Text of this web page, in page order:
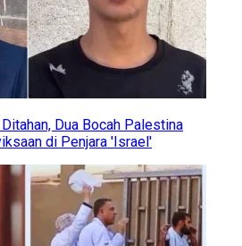
Dua Bocah Palestina
di Penjara 'Israel'